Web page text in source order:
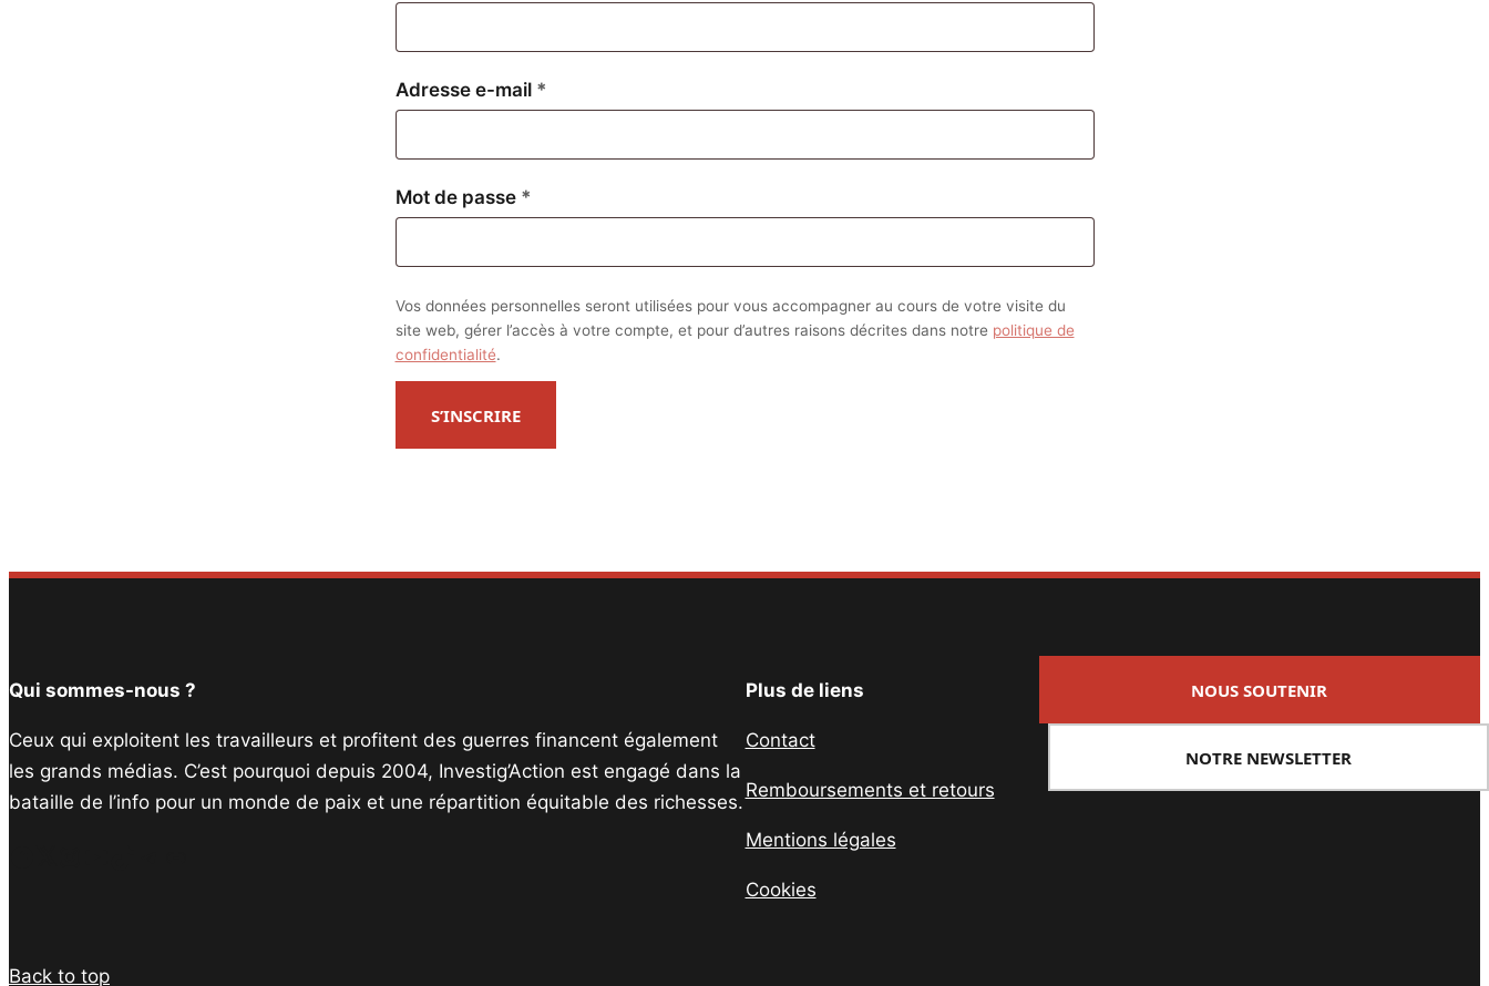
Adresse e-mail *
Mot de passe *
Vos données personnelles seront utilisées pour vous accompagner au cours de votre visite du
site web, gérer l’accès à votre compte, et pour d’autres raisons décrites dans notre politique de
confidentialité.
S’INSCRIRE
Qui sommes-nous ?
Ceux qui exploitent les travailleurs et profitent des guerres financent également
les grands médias. C’est pourquoi depuis 2004, Investig’Action est engagé dans la
bataille de l’info pour un monde de paix et une répartition équitable des richesses.
Plus de liens
Contact
Remboursements et retours
Mentions légales
Cookies
NOUS SOUTENIR
NOTRE NEWSLETTER
Back to top